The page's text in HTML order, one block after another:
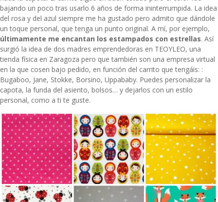
bajando un poco tras usarlo 6 años de forma ininterrumpida. La idea
del rosa y del azul siempre me ha gustado pero admito que dándole
un toque personal, que tenga un punto original. A mí, por ejemplo,
últimamente me encantan los estampados con estrellas. Así
surgió la idea de dos madres emprendedoras en TEOYLEO, una
tienda física en Zaragoza pero que también son una empresa virtual
en la que cosen bajo pedido, en función del carrito que tengáis: :
Bugaboo, Jane, Stokke, Borsino, Uppababy. Puedes personalizar la
capota, la funda del asiento, bolsos… y dejarlos con un estilo
personal, como a ti te guste.